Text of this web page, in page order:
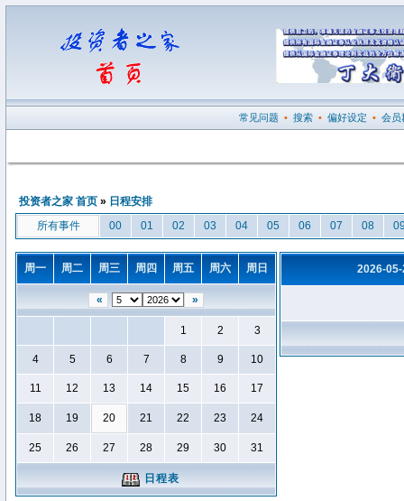
常见问题 • 搜索 • 偏好设定 • 会员
投资者之家 首页 » 日程安排
所有事件
00 01 02 03 04 05 06 07 08
周一 周二 周三 周四 周五 周六 周日
« »
1 2 3
4 5 6 7 8 9 10
11 12 13 14 15 16 17
18 19 20 21 22 23 24
25 26 27 28 29 30 31
日程表
2026-